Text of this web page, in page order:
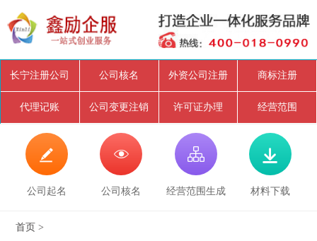
长宁注册公司 公司核名 外资公司注册 商标注册
代理记账 公司变更注销 许可证办理 经营范围

公司起名

公司核名

经营范围生成

材料下载
首页 >